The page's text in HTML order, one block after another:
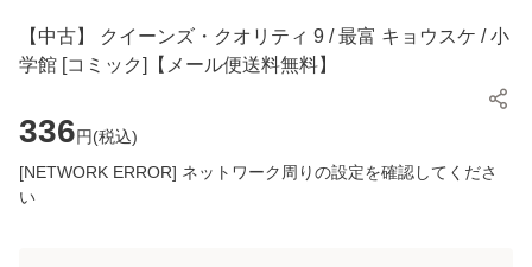
【中古】 クイーンズ・クオリティ 9 / 最富 キョウスケ / 小
学館 [コミック]【メール便送料無料】
336円(税込)
[NETWORK ERROR] ネットワーク周りの設定を確認してくださ
い